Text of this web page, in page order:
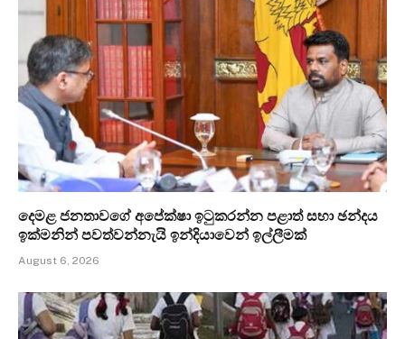
දෙමළ ජනතාවගේ අපේක්ෂා ඉටුකරන්න පළාත් සභා ඡන්දය
ඉක්මනින් පවත්වන්නැයි ඉන්දියාවෙන් ඉල්ලීමක්
August 6, 2026